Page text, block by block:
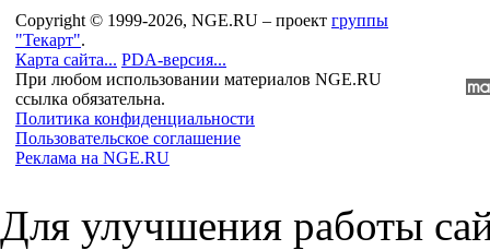
Copyright © 1999-2026, NGE.RU – проект группы
"Текарт".
Карта сайта... PDA-версия...
При любом использовании материалов NGE.RU
ссылка обязательна.
Политика конфиденциальности
Пользовательское соглашение
Реклама на NGE.RU
Для улучшения работы